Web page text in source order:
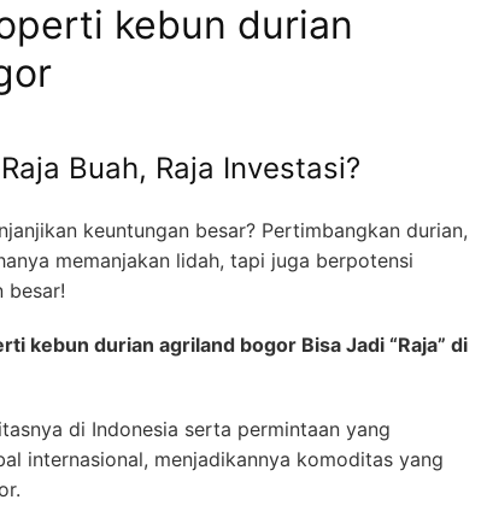
kebun durian
Buah, Raja Investasi?
keuntungan besar? Pertimbangkan durian,
memanjakan lidah, tapi juga berpotensi
besar!
kebun durian agriland bogor Bisa Jadi “Raja” di
di Indonesia serta permintaan yang
internasional, menjadikannya komoditas yang